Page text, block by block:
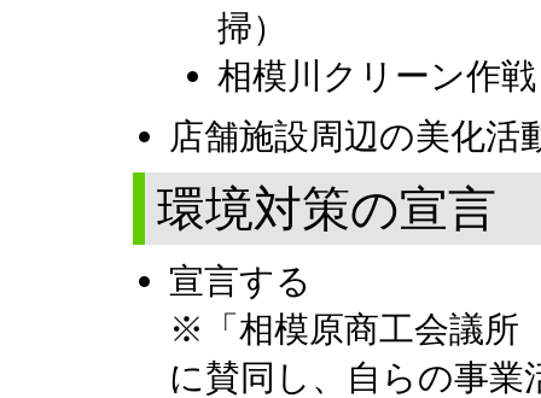
掃）
相模川クリーン作戦
店舗施設周辺の美化活
環境対策の宣言
宣言する
※「相模原商工会議所
に賛同し、自らの事業